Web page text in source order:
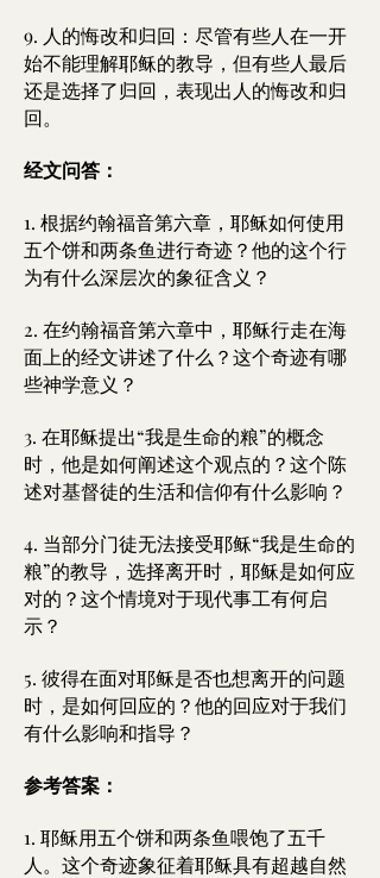
9. 人的悔改和归回：尽管有些人在一开
始不能理解耶稣的教导，但有些人最后
还是选择了归回，表现出人的悔改和归
回。
经文问答：
1. 根据约翰福音第六章，耶稣如何使用
五个饼和两条鱼进行奇迹？他的这个行
为有什么深层次的象征含义？
2. 在约翰福音第六章中，耶稣行走在海
面上的经文讲述了什么？这个奇迹有哪
些神学意义？
3. 在耶稣提出“我是生命的粮”的概念
时，他是如何阐述这个观点的？这个陈
述对基督徒的生活和信仰有什么影响？
4. 当部分门徒无法接受耶稣“我是生命的
粮”的教导，选择离开时，耶稣是如何应
对的？这个情境对于现代事工有何启
示？
5. 彼得在面对耶稣是否也想离开的问题
时，是如何回应的？他的回应对于我们
有什么影响和指导？
参考答案：
1. 耶稣用五个饼和两条鱼喂饱了五千
人。这个奇迹象征着耶稣具有超越自然